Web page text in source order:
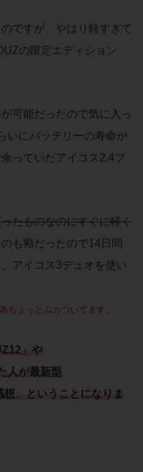
ですが、やはり軽すぎて
の限定エディション
可能だったので気に入っ
いにバッテリーの寿命が
っていたアイコス2.4プ
たものなのにすぐに軽く
のも癪だったので14日間
アイコス3デュオを使い
ちょっとムカついてます。
」や
人が最新型
想、ということになりま